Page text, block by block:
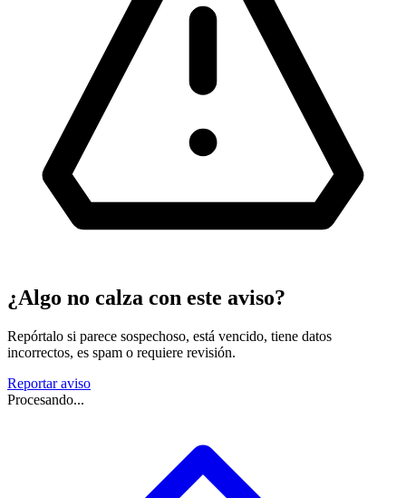
¿Algo no calza con este aviso?
Repórtalo si parece sospechoso, está vencido, tiene datos
incorrectos, es spam o requiere revisión.
Reportar aviso
Procesando...